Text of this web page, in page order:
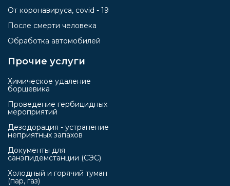
От коронавируса, covid - 19
После смерти человека
Обработка автомобилей
Прочие услуги
Химическое удаление
борщевика
Проведение гербицидных
мероприятий
Дезодорация - устранение
неприятных запахов
Документы для
санэпидемстанции (СЭС)
Холодный и горячий туман
(пар, газ)